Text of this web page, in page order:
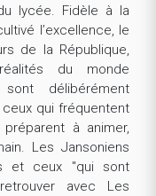
lycée. Fidèle à la
l’excellence, le
de la République,
du monde
délibérément
qui fréquentent
à animer,
Les Jansoniens
et ceux "qui sont
avec Les